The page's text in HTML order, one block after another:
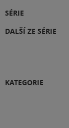
SÉRIE
DALŠÍ ZE SÉRIE
KATEGORIE